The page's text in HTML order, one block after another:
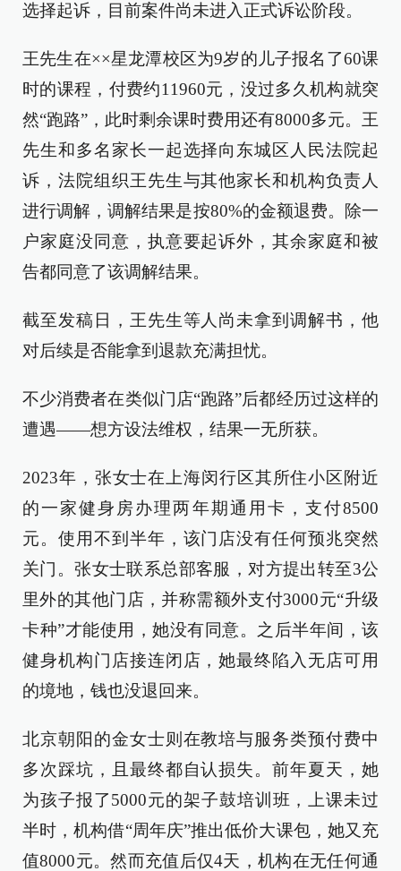
选择起诉，目前案件尚未进入正式诉讼阶段。
王先生在××星龙潭校区为9岁的儿子报名了60课
时的课程，付费约11960元，没过多久机构就突
然“跑路”，此时剩余课时费用还有8000多元。王
先生和多名家长一起选择向东城区人民法院起
诉，法院组织王先生与其他家长和机构负责人
进行调解，调解结果是按80%的金额退费。除一
户家庭没同意，执意要起诉外，其余家庭和被
告都同意了该调解结果。
截至发稿日，王先生等人尚未拿到调解书，他
对后续是否能拿到退款充满担忧。
不少消费者在类似门店“跑路”后都经历过这样的
遭遇——想方设法维权，结果一无所获。
2023年，张女士在上海闵行区其所住小区附近
的一家健身房办理两年期通用卡，支付8500
元。使用不到半年，该门店没有任何预兆突然
关门。张女士联系总部客服，对方提出转至3公
里外的其他门店，并称需额外支付3000元“升级
卡种”才能使用，她没有同意。之后半年间，该
健身机构门店接连闭店，她最终陷入无店可用
的境地，钱也没退回来。
北京朝阳的金女士则在教培与服务类预付费中
多次踩坑，且最终都自认损失。前年夏天，她
为孩子报了5000元的架子鼓培训班，上课未过
半时，机构借“周年庆”推出低价大课包，她又充
值8000元。然而充值后仅4天，机构在无任何通